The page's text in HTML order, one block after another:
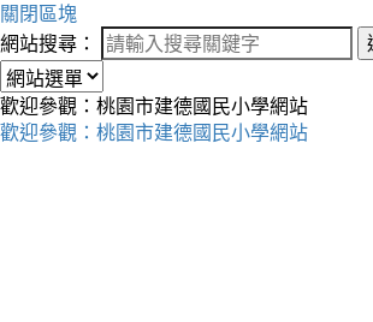
關閉區塊
網站搜尋：
歡迎參觀：桃園市建德國民小學網站
歡迎參觀：桃園市建德國民小學網站